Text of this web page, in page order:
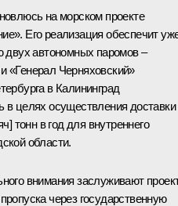
на морском проекте
Его реализация обеспечит
двух автономных паромов –
«Генерал Черняховский»
в Калининград
в целях осуществления доставки
тонн в год для внутреннего
области.
внимания заслуживают
через государственную